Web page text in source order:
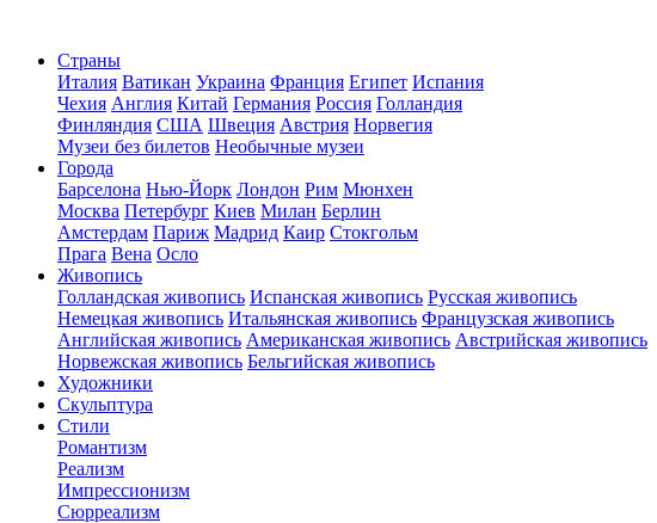
Страны
Италия Ватикан Украина Франция Египет Испания
Чехия Англия Китай Германия Россия Голландия
Финляндия США Швеция Австрия Норвегия
Музеи без билетов Необычные музеи
Города
Барселона Нью-Йорк Лондон Рим Мюнхен
Москва Петербург Киев Милан Берлин
Амстердам Париж Мадрид Каир Стокгольм
Прага Вена Осло
Живопись
Голландская живопись Испанская живопись Русская живопись
Немецкая живопись Итальянская живопись Французская живопись
Английская живопись Американская живопись Австрийская живопись
Норвежская живопись Бельгийская живопись
Художники
Скульптура
Стили
Романтизм
Реализм
Импрессионизм
Сюрреализм